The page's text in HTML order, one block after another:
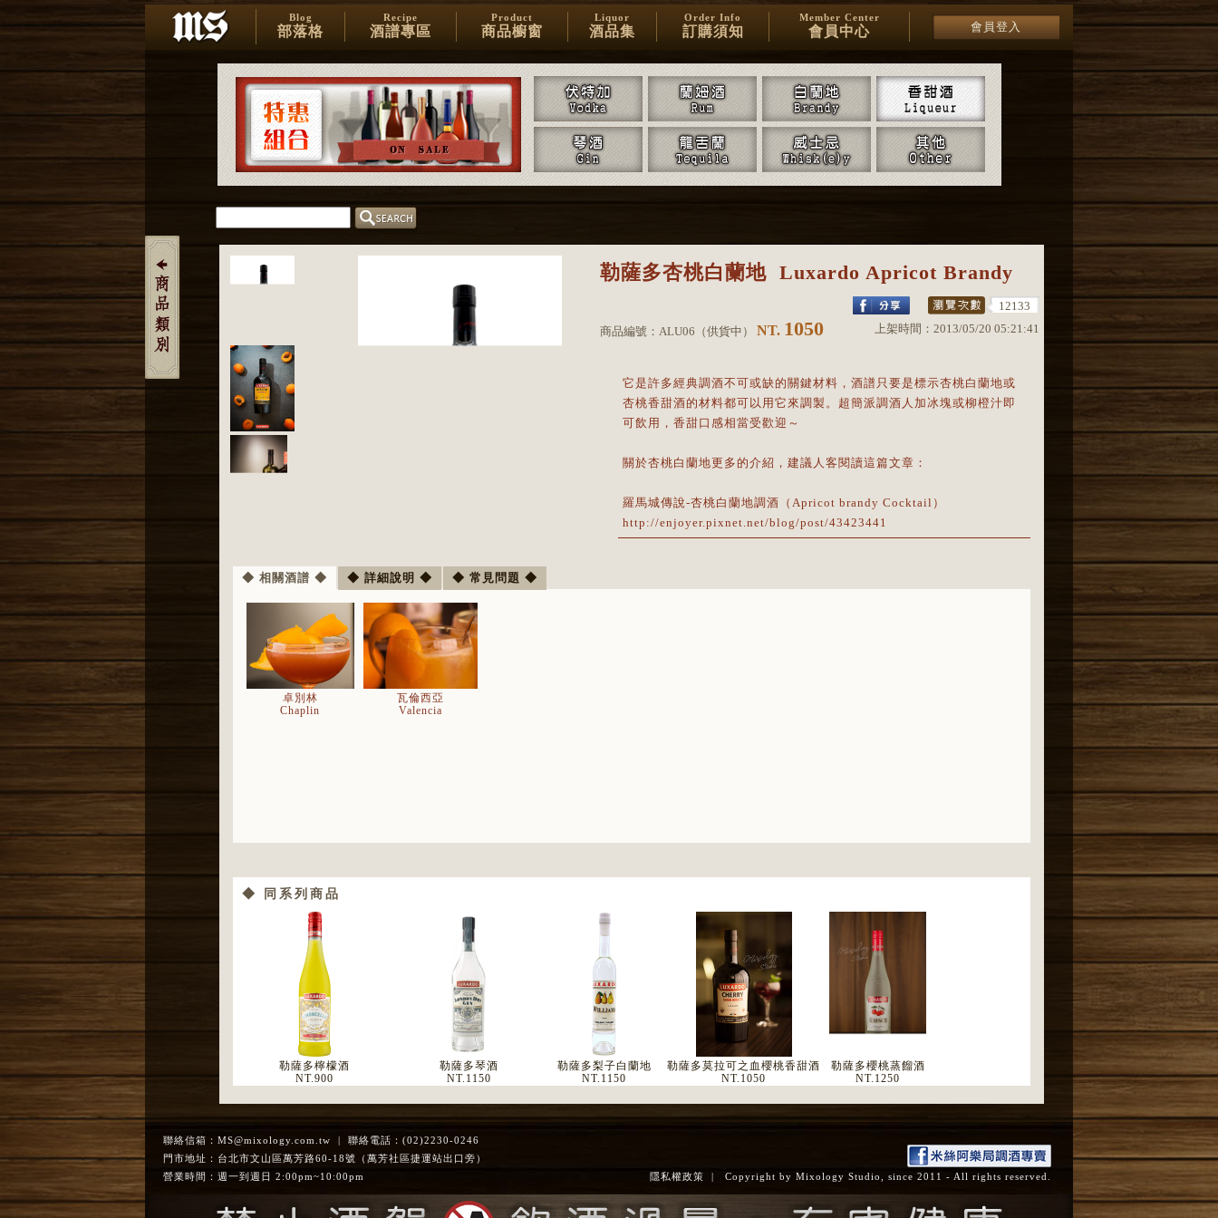
Blog
部落格
Recipe
酒譜專區
Product
商品櫥窗
Liquor
酒品集
Order Info
訂購須知
Member Center
會員中心 會員登入
勒薩多杏桃白蘭地 Luxardo Apricot Brandy
12133
商品編號： ALU06 （供貨中 ） NT. 1050 上架時間： 2013/05/20 05:21:41
它是許多經典調酒不可或缺的關鍵材料，酒譜只要是標示杏桃白蘭地或
杏桃香甜酒的材料都可以用它來調製。超簡派調酒人加冰塊或柳橙汁即
可飲用，香甜口感相當受歡迎～
關於杏桃白蘭地更多的介紹，建議人客閱讀這篇文章：
羅馬城傳說-杏桃白蘭地調酒（Apricot brandy Cocktail）
http://enjoyer.pixnet.net/blog/post/43423441
◆ 相關酒譜 ◆ ◆ 詳細說明 ◆ ◆ 常見問題 ◆
卓別林
Chaplin
瓦倫西亞
Valencia
◆ 同系列商品
勒薩多檸檬酒
NT.900
勒薩多琴酒
NT. 1150
勒薩多梨子白蘭地
NT. 1150
勒薩多莫拉可之血櫻桃香甜酒
NT. 1050
勒薩多櫻桃蒸餾酒
NT. 1250
聯絡信箱： MS@mixology.com.tw | 聯絡電話：(02)2230-0246
門市地址：台北市文山區萬芳路60-18號（萬芳社區捷運站出口旁）
營業時間：週一到週日 2:00pm~10:00pm
隱私權政策 | Copyright by Mixology Studio, since 2011 - All rights reserved.